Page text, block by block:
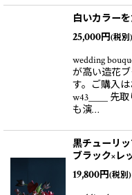
白いカラー
25,000円(税別)
wedding
が高い造花
す。ご購入
w43＿＿ 先
も演…
黒チューリ
ブラック×レ
19,800円(税別)